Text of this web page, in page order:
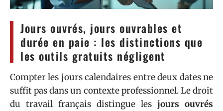
Jours ouvrés, jours ouvrables et
durée en paie : les distinctions que
les outils gratuits négligent
Compter les jours calendaires entre deux dates ne
suffit pas dans un contexte professionnel. Le droit
du travail français distingue les jours ouvrés